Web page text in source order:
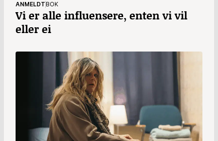
ANMELDT BOK
Vi er alle influensere, enten vi vil
eller ei